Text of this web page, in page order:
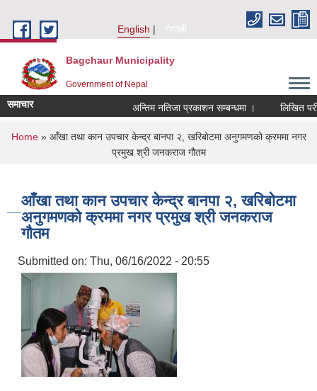
English
नेपाली
Bagchaur Municipality
Government of Nepal
समाचार अन्तिम नतिजा प्रकाशन सम्बन्धमा । लिखित
You are here
Home» आँखा तथा कान उपचार केन्द्र बानपा २, खरिबाेटमा अनुगमणको क्रममा नगर
प्रमुख श्री जनकराज गौतम
आँखा तथा कान उपचार केन्द्र बानपा २, खरिबाेटमा
अनुगमणको क्रममा नगर प्रमुख श्री जनकराज
गौतम
Submitted on: Thu, 06/16/2022 - 20:55